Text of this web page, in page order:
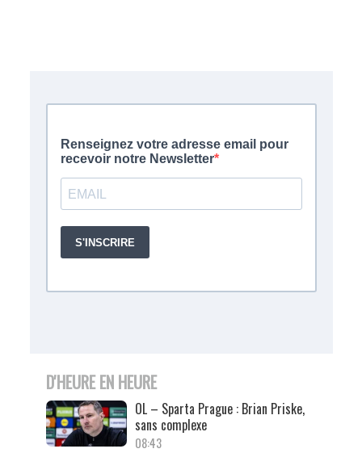
D'HEURE EN HEURE
OL – Sparta Prague : Brian Priske,
sans complexe
08:43